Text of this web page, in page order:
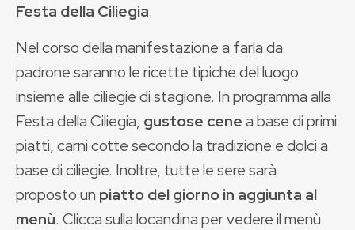
Festa della Ciliegia.
Nel corso della manifestazione a farla da
padrone saranno le ricette tipiche del luogo
insieme alle ciliegie di stagione. In programma alla
Festa della Ciliegia, gustose cenea base di primi
piatti, carni cotte secondo la tradizione e dolci a
base di ciliegie. Inoltre, tutte le sere sarà
proposto un piatto del giorno in aggiunta al
menù. Clicca sulla locandina per vedere il menù